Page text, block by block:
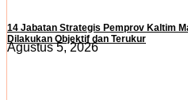
14 Jabatan Strategis Pemprov Kaltim
Dilakukan Objektif dan Terukur
Agustus 5, 2026